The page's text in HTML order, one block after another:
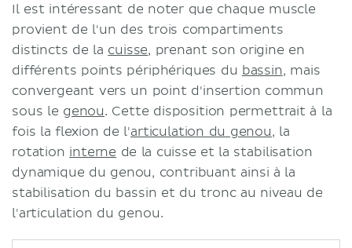
Il est intéressant de noter que chaque muscle
provient de l'un des trois compartiments
distincts de la cuisse, prenant son origine en
différents points périphériques du bassin, mais
convergeant vers un point d'insertion commun
sous le genou. Cette disposition permettrait à la
fois la flexion de l'articulation du genou, la
rotation interne de la cuisse et la stabilisation
dynamique du genou, contribuant ainsi à la
stabilisation du bassin et du tronc au niveau de
l'articulation du genou.